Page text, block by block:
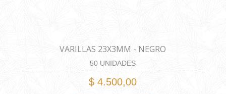
VARILLAS 23X3MM - NEGRO
50 UNIDADES
$ 4.500,00